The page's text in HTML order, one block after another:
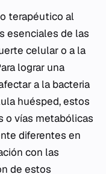
terapéutico al
esenciales de las
celular o a la
lograr una
a la bacteria
huésped, estos
o vías metabólicas
diferentes en
con las
de estos